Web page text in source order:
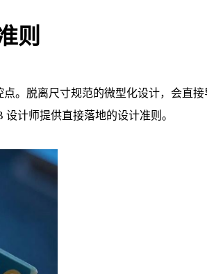
则
。脱离尺寸规范的微型化设计，会直接
计师提供直接落地的设计准则。